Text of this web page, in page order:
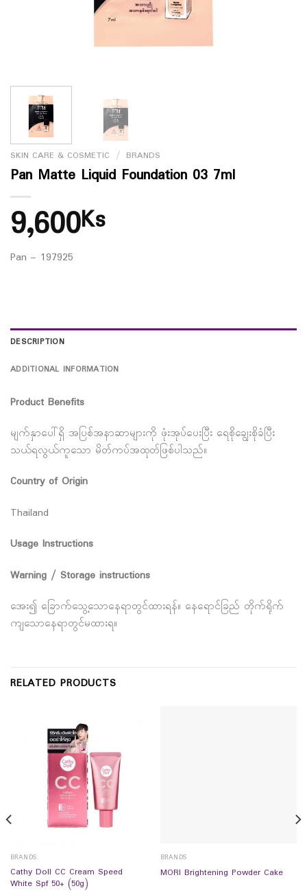
SKIN CARE & COSMETIC / BRANDS
Pan Matte Liquid Foundation 03 7ml
9,600Ks
Pan – 197925
DESCRIPTION
ADDITIONAL INFORMATION
Product Benefits
မျက်နှာပေါ်ရှိ အပြစ်အနာဆာများကို ဖုံးအုပ်ပေးပြီး ရေစိုချွေးစိုခံပြီး
သယ်ရလွယ်ကူသော မိတ်ကပ်အထုတ်ဖြစ်ပါသည်။
Country of Origin
Thailand
Usage Instructions
Warning / Storage instructions
အေး၍ ခြောက်သွေ့သောနေရာတွင်ထားရန်။ နေရောင်ခြည် တိုက်ရိုက်
ကျသောနေရာတွင်မထားရ။
RELATED PRODUCTS
BRANDS
Cathy Doll CC Cream Speed
White Spf 50+ (50g)
BRANDS
MORI Brightening Powder Cake